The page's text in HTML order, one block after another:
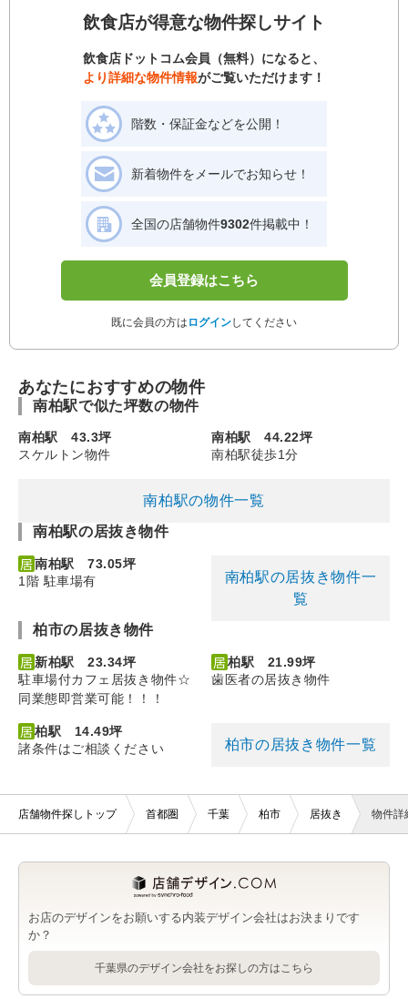
飲食店が得意な物件探しサイト
飲食店ドットコム会員（無料）になると、
より詳細な物件情報がご覧いただけます！
階数・保証金などを公開！
新着物件をメールでお知らせ！
全国の店舗物件9302件掲載中！
会員登録はこちら
既に会員の方は ログインしてください
あなたにおすすめの物件
南柏駅で似た坪数の物件
南柏駅 43.3坪
スケルトン物件
南柏駅 44.22坪
南柏駅徒歩1分
南柏駅の物件一覧
南柏駅の居抜き物件
南柏駅 73.05坪
1階 駐車場有
南柏駅の居抜き物件一
覧
柏市の居抜き物件
新柏駅 23.34坪
駐車場付カフェ居抜き物件☆
同業態即営業可能！！！
柏駅 21.99坪
歯医者の居抜き物件
柏駅 14.49坪
諸条件はご相談ください
柏市の居抜き物件一覧
店舗物件探しトップ 首都圏 千葉 柏市 居抜き 物件詳
お店のデザインをお願いする内装デザイン会社はお決まりです
か？
千葉県のデザイン会社をお探しの方はこちら